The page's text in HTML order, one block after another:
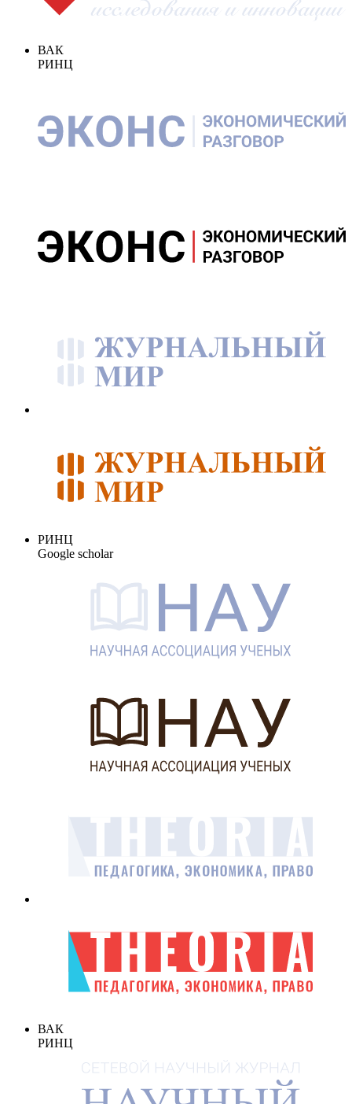
ВАК
РИНЦ
РИНЦ
Google scholar
ВАК
РИНЦ